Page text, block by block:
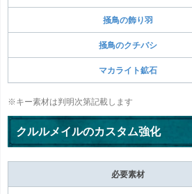
掻鳥の飾り羽
掻鳥のクチバシ
マカライト鉱石
※キー素材は判明次第記載します
クルルメイルのカスタム強化
必要素材